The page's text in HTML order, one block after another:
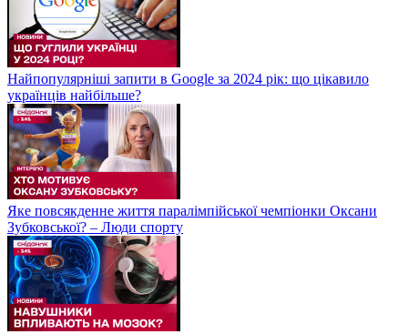
Найпопулярніші запити в Google за 2024 рік: що цікавило
українців найбільше?
Яке повсякденне життя паралімпійської чемпіонки Оксани
Зубковської? – Люди спорту